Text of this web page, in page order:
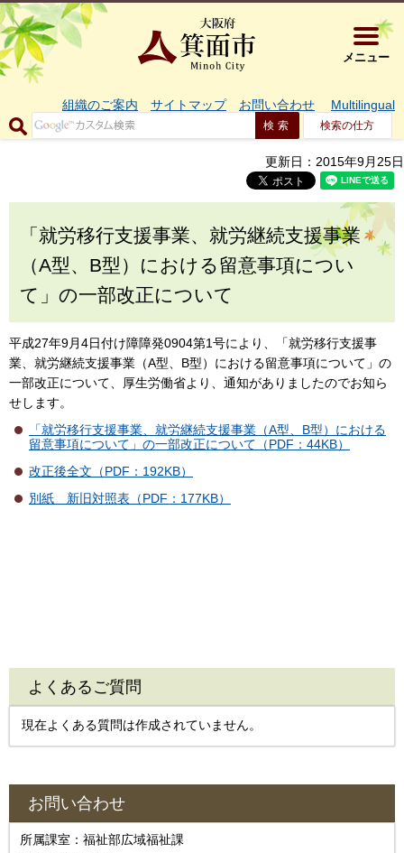
大阪府箕
メニュー
組織のご案内 サイトマップ お問い合わせ Multilingual
検索の仕方
更新日：2015年9月25日
「就労移行支援事業、就労継続支援事業
（A型、B型）における留意事項につい
て」の一部改正について
平成27年9月4日付け障障発0904第1号により、「就労移行支援事
業、就労継続支援事業（A型、B型）における留意事項について」の
一部改正について、厚生労働省より、通知がありましたのでお知ら
せします。
「就労移行支援事業、就労継続支援事業（A型、B型）における
留意事項について」の一部改正について（PDF：44KB）
改正後全文（PDF：192KB）
別紙 新旧対照表（PDF：177KB）
よくあるご質問
現在よくある質問は作成されていません。
お問い合わせ
所属課室：福祉部広域福祉課